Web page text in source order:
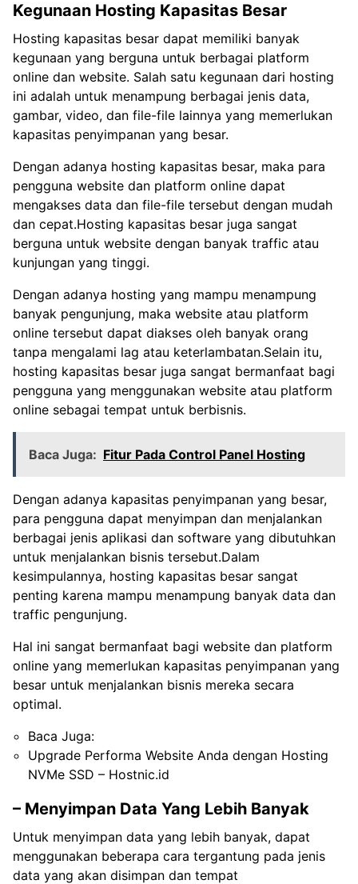
Kegunaan Hosting Kapasitas Besar
Hosting kapasitas besar dapat memiliki banyak
kegunaan yang berguna untuk berbagai platform
online dan website. Salah satu kegunaan dari hosting
ini adalah untuk menampung berbagai jenis data,
gambar, video, dan file-file lainnya yang memerlukan
kapasitas penyimpanan yang besar.
Dengan adanya hosting kapasitas besar, maka para
pengguna website dan platform online dapat
mengakses data dan file-file tersebut dengan mudah
dan cepat.Hosting kapasitas besar juga sangat
berguna untuk website dengan banyak traffic atau
kunjungan yang tinggi.
Dengan adanya hosting yang mampu menampung
banyak pengunjung, maka website atau platform
online tersebut dapat diakses oleh banyak orang
tanpa mengalami lag atau keterlambatan.Selain itu,
hosting kapasitas besar juga sangat bermanfaat bagi
pengguna yang menggunakan website atau platform
online sebagai tempat untuk berbisnis.
Baca Juga: Fitur Pada Control Panel Hosting
Dengan adanya kapasitas penyimpanan yang besar,
para pengguna dapat menyimpan dan menjalankan
berbagai jenis aplikasi dan software yang dibutuhkan
untuk menjalankan bisnis tersebut.Dalam
kesimpulannya, hosting kapasitas besar sangat
penting karena mampu menampung banyak data dan
traffic pengunjung.
Hal ini sangat bermanfaat bagi website dan platform
online yang memerlukan kapasitas penyimpanan yang
besar untuk menjalankan bisnis mereka secara
optimal.
Baca Juga:
Upgrade Performa Website Anda dengan Hosting
NVMe SSD – Hostnic.id
– Menyimpan Data Yang Lebih Banyak
Untuk menyimpan data yang lebih banyak, dapat
menggunakan beberapa cara tergantung pada jenis
data yang akan disimpan dan tempat